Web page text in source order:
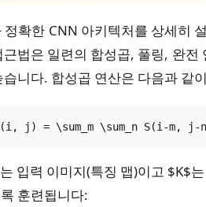
정확한 CNN 아키텍처를 상세히
근법은 일련의 합성곱, 풀링, 완
니다. 합성곱 연산은 다음과 같
j) = \sum_m \sum_n S(i-m, j-
입력 이미지(특징 맵)이고 $K$
훈련됩니다: